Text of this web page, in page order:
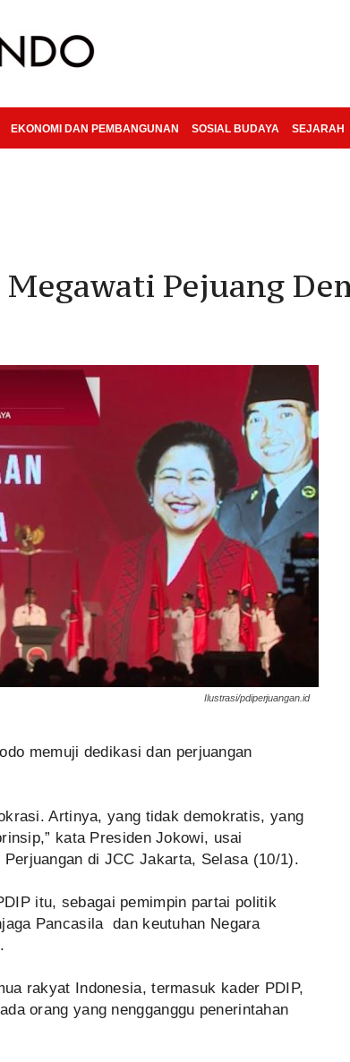
EKONOMI DAN PEMBANGUNAN SOSIAL BUDAYA SEJARAH
Pejuang
Ilustrasi/pdiperjuangan.id
memuji dedikasi dan perjuangan
Artinya, yang tidak demokratis, yang
kata Presiden Jokowi, usai
di JCC Jakarta, Selasa (10/1).
itu, sebagai pemimpin partai politik
Pancasila dan keutuhan Negara
rakyat Indonesia, termasuk kader PDIP,
orang yang nengganggu penerintahan